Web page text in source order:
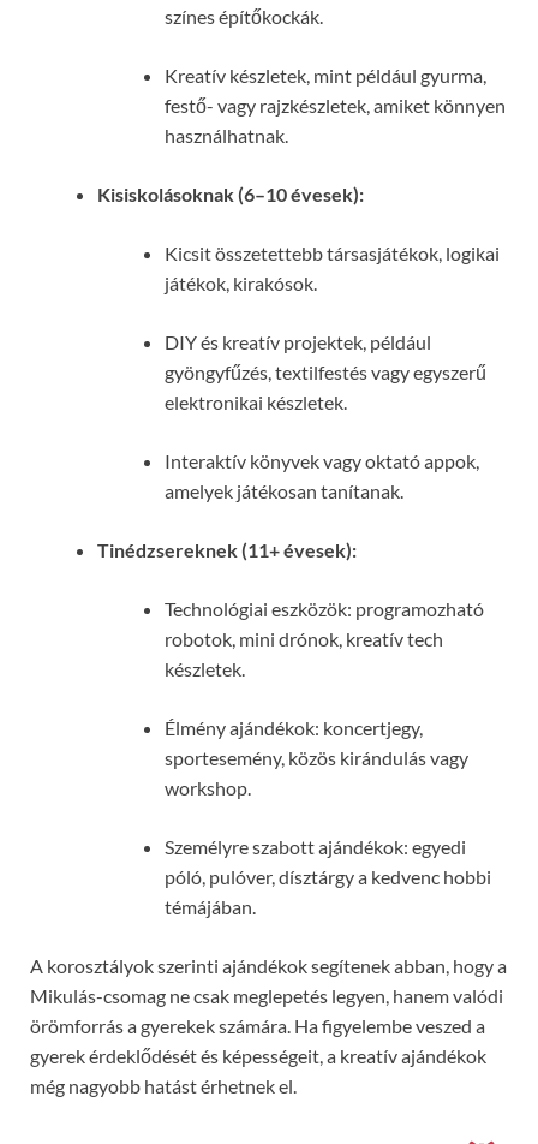
színes építőkockák.
Kreatív készletek, mint például gyurma,
festő- vagy rajzkészletek, amiket könnyen
használhatnak.
Kisiskolásoknak (6–10 évesek):
Kicsit összetettebb társasjátékok, logikai
játékok, kirakósok.
DIY és kreatív projektek, például
gyöngyfűzés, textilfestés vagy egyszerű
elektronikai készletek.
Interaktív könyvek vagy oktató appok,
amelyek játékosan tanítanak.
Tinédzsereknek (11+ évesek):
Technológiai eszközök: programozható
robotok, mini drónok, kreatív tech
készletek.
Élmény ajándékok: koncertjegy,
sportesemény, közös kirándulás vagy
workshop.
Személyre szabott ajándékok: egyedi
póló, pulóver, dísztárgy a kedvenc hobbi
témájában.
A korosztályok szerinti ajándékok segítenek abban, hogy a
Mikulás-csomag ne csak meglepetés legyen, hanem valódi
örömforrás a gyerekek számára. Ha figyelembe veszed a
gyerek érdeklődését és képességeit, a kreatív ajándékok
még nagyobb hatást érhetnek el.